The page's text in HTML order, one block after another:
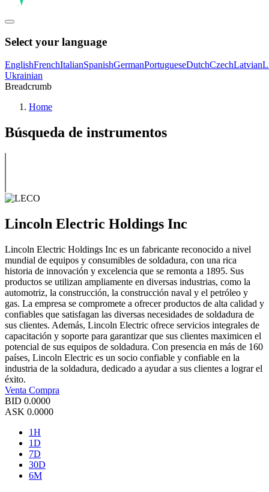
Select your language
EnglishFrenchItalianSpanishGermanPortugueseDutchCzechLatvian
Ukrainian
Breadcrumb
Home
Búsqueda de instrumentos
Lincoln Electric Holdings Inc
Lincoln Electric Holdings Inc es un fabricante reconocido a nivel
mundial de equipos y consumibles de soldadura, con una rica
historia de innovación y excelencia que se remonta a 1895. Sus
productos se utilizan ampliamente en diversas industrias, como la
automotriz, la construcción, la construcción naval y el petróleo y
gas. La empresa se compromete a ofrecer productos de alta calidad y
confiables que satisfagan las diversas necesidades de soldadura de
sus clientes. Además, Lincoln Electric ofrece servicios integrales de
capacitación y soporte para garantizar que sus clientes maximicen el
potencial de sus equipos de soldadura. Con presencia en más de 160
países, Lincoln Electric es un socio confiable y confiable en la
industria de la soldadura, dedicado a ayudar a sus clientes a lograr el
éxito.
Venta Compra
BID 0.0000
ASK 0.0000
1H
1D
7D
30D
6M